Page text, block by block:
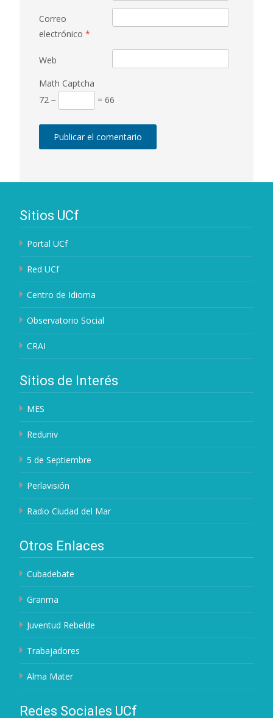
Correo
electrónico *
Web
Math Captcha
72 −
= 66
Sitios UCf
Portal UCf
Red UCf
Centro de Idioma
Observatorio Social
CRAI
Sitios de Interés
MES
Reduniv
5 de Septiembre
Perlavisión
Radio Ciudad del Mar
Otros Enlaces
Cubadebate
Granma
Juventud Rebelde
Trabajadores
Alma Mater
Redes Sociales UCf